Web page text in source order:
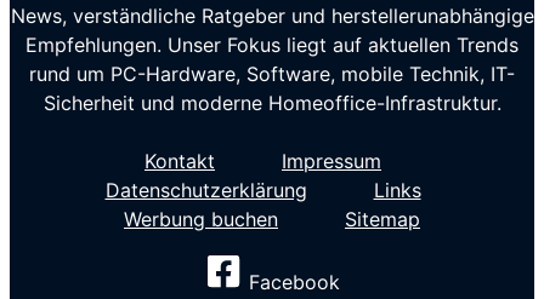
News, verständliche Ratgeber und herstellerunabhängige
Empfehlungen. Unser Fokus liegt auf aktuellen Trends
rund um PC-Hardware, Software, mobile Technik, IT-
Sicherheit und moderne Homeoffice-Infrastruktur.
Kontakt
Impressum
Datenschutzerklärung
Links
Werbung buchen
Sitemap
Facebook